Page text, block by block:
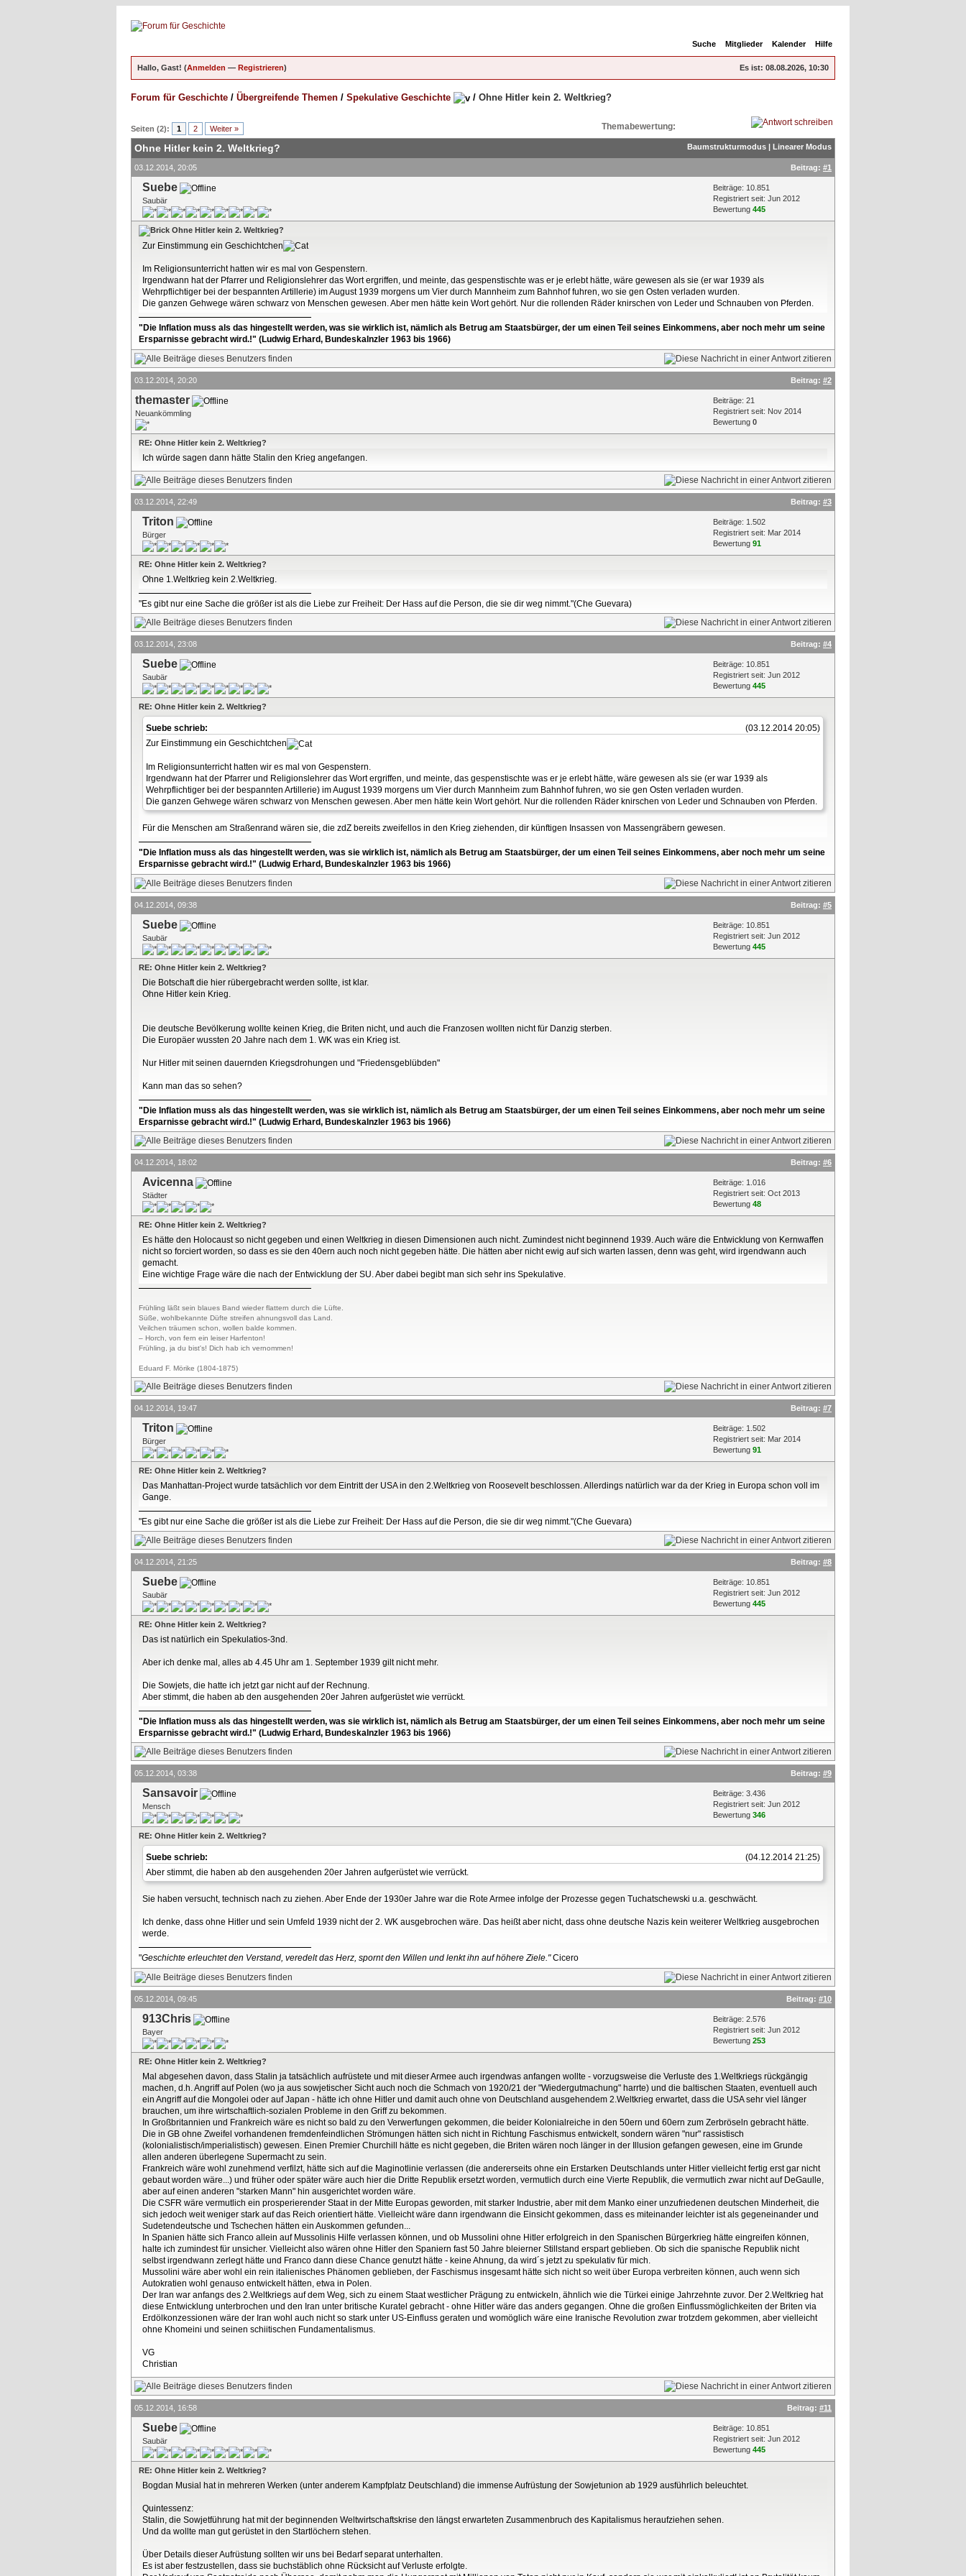
Suche Mitglieder Kalender Hilfe
Es ist: 08.08.2026, 10:30
Hallo, Gast! (Anmelden — Registrieren)
Forum für Geschichte / Übergreifende Themen / Spekulative Geschichte / Ohne Hitler kein 2. Weltkrieg?
Seiten (2): 1 2 Weiter » Themabewertung:
Baumstrukturmodus | Linearer Modus
Ohne Hitler kein 2. Weltkrieg?
03.12.2014, 20:05 Beitrag: #1
Suebe
Saubär
Beiträge: 10.851
Registriert seit: Jun 2012
Bewertung 445
Ohne Hitler kein 2. Weltkrieg?
Zur Einstimmung ein Geschichtchen
Im Religionsunterricht hatten wir es mal von Gespenstern.
Irgendwann hat der Pfarrer und Religionslehrer das Wort ergriffen, und meinte, das gespenstischte was er je erlebt hätte, wäre gewesen als sie (er war 1939 als
Wehrpflichtiger bei der bespannten Artillerie) im August 1939 morgens um Vier durch Mannheim zum Bahnhof fuhren, wo sie gen Osten verladen wurden.
Die ganzen Gehwege wären schwarz von Menschen gewesen. Aber men hätte kein Wort gehört. Nur die rollenden Räder knirschen von Leder und Schnauben von Pferden.
"Die Inflation muss als das hingestellt werden, was sie wirklich ist, nämlich als Betrug am Staatsbürger, der um einen Teil seines Einkommens, aber noch mehr um seine
Ersparnisse gebracht wird.!" (Ludwig Erhard, Bundeskalnzler 1963 bis 1966)
03.12.2014, 20:20 Beitrag: #2
themaster
Neuankömmling
Beiträge: 21
Registriert seit: Nov 2014
Bewertung 0
RE: Ohne Hitler kein 2. Weltkrieg?
Ich würde sagen dann hätte Stalin den Krieg angefangen.
03.12.2014, 22:49 Beitrag: #3
Triton
Bürger
Beiträge: 1.502
Registriert seit: Mar 2014
Bewertung 91
RE: Ohne Hitler kein 2. Weltkrieg?
Ohne 1.Weltkrieg kein 2.Weltkrieg.
"Es gibt nur eine Sache die größer ist als die Liebe zur Freiheit: Der Hass auf die Person, die sie dir weg nimmt."(Che Guevara)
03.12.2014, 23:08 Beitrag: #4
Suebe
Saubär
Beiträge: 10.851
Registriert seit: Jun 2012
Bewertung 445
RE: Ohne Hitler kein 2. Weltkrieg?
(03.12.2014 20:05)
Suebe schrieb:
Zur Einstimmung ein Geschichtchen
Im Religionsunterricht hatten wir es mal von Gespenstern.
Irgendwann hat der Pfarrer und Religionslehrer das Wort ergriffen, und meinte, das gespenstischte was er je erlebt hätte, wäre gewesen als sie (er war 1939 als
Wehrpflichtiger bei der bespannten Artillerie) im August 1939 morgens um Vier durch Mannheim zum Bahnhof fuhren, wo sie gen Osten verladen wurden.
Die ganzen Gehwege wären schwarz von Menschen gewesen. Aber men hätte kein Wort gehört. Nur die rollenden Räder knirschen von Leder und Schnauben von Pferden.
Für die Menschen am Straßenrand wären sie, die zdZ bereits zweifellos in den Krieg ziehenden, dir künftigen Insassen von Massengräbern gewesen.
"Die Inflation muss als das hingestellt werden, was sie wirklich ist, nämlich als Betrug am Staatsbürger, der um einen Teil seines Einkommens, aber noch mehr um seine
Ersparnisse gebracht wird.!" (Ludwig Erhard, Bundeskalnzler 1963 bis 1966)
04.12.2014, 09:38 Beitrag: #5
Suebe
Saubär
Beiträge: 10.851
Registriert seit: Jun 2012
Bewertung 445
RE: Ohne Hitler kein 2. Weltkrieg?
Die Botschaft die hier rübergebracht werden sollte, ist klar.
Ohne Hitler kein Krieg.
Die deutsche Bevölkerung wollte keinen Krieg, die Briten nicht, und auch die Franzosen wollten nicht für Danzig sterben.
Die Europäer wussten 20 Jahre nach dem 1. WK was ein Krieg ist.
Nur Hitler mit seinen dauernden Kriegsdrohungen und "Friedensgeblübden"
Kann man das so sehen?
"Die Inflation muss als das hingestellt werden, was sie wirklich ist, nämlich als Betrug am Staatsbürger, der um einen Teil seines Einkommens, aber noch mehr um seine
Ersparnisse gebracht wird.!" (Ludwig Erhard, Bundeskalnzler 1963 bis 1966)
04.12.2014, 18:02 Beitrag: #6
Avicenna
Städter
Beiträge: 1.016
Registriert seit: Oct 2013
Bewertung 48
RE: Ohne Hitler kein 2. Weltkrieg?
Es hätte den Holocaust so nicht gegeben und einen Weltkrieg in diesen Dimensionen auch nicht. Zumindest nicht beginnend 1939. Auch wäre die Entwicklung von Kernwaffen
nicht so forciert worden, so dass es sie den 40ern auch noch nicht gegeben hätte. Die hätten aber nicht ewig auf sich warten lassen, denn was geht, wird irgendwann auch
gemacht.
Eine wichtige Frage wäre die nach der Entwicklung der SU. Aber dabei begibt man sich sehr ins Spekulative.
Frühling läßt sein blaues Band wieder flattern durch die Lüfte.
Süße, wohlbekannte Düfte streifen ahnungsvoll das Land.
Veilchen träumen schon, wollen balde kommen.
– Horch, von fern ein leiser Harfenton!
Frühling, ja du bist's! Dich hab ich vernommen!
Eduard F. Mörike (1804-1875)
04.12.2014, 19:47 Beitrag: #7
Triton
Bürger
Beiträge: 1.502
Registriert seit: Mar 2014
Bewertung 91
RE: Ohne Hitler kein 2. Weltkrieg?
Das Manhattan-Project wurde tatsächlich vor dem Eintritt der USA in den 2.Weltkrieg von Roosevelt beschlossen. Allerdings natürlich war da der Krieg in Europa schon voll im
Gange.
"Es gibt nur eine Sache die größer ist als die Liebe zur Freiheit: Der Hass auf die Person, die sie dir weg nimmt."(Che Guevara)
04.12.2014, 21:25 Beitrag: #8
Suebe
Saubär
Beiträge: 10.851
Registriert seit: Jun 2012
Bewertung 445
RE: Ohne Hitler kein 2. Weltkrieg?
Das ist natürlich ein Spekulatios-3nd.
Aber ich denke mal, alles ab 4.45 Uhr am 1. September 1939 gilt nicht mehr.
Die Sowjets, die hatte ich jetzt gar nicht auf der Rechnung.
Aber stimmt, die haben ab den ausgehenden 20er Jahren aufgerüstet wie verrückt.
"Die Inflation muss als das hingestellt werden, was sie wirklich ist, nämlich als Betrug am Staatsbürger, der um einen Teil seines Einkommens, aber noch mehr um seine
Ersparnisse gebracht wird.!" (Ludwig Erhard, Bundeskalnzler 1963 bis 1966)
05.12.2014, 03:38 Beitrag: #9
Sansavoir
Mensch
Beiträge: 3.436
Registriert seit: Jun 2012
Bewertung 346
RE: Ohne Hitler kein 2. Weltkrieg?
(04.12.2014 21:25)
Suebe schrieb:
Aber stimmt, die haben ab den ausgehenden 20er Jahren aufgerüstet wie verrückt.
Sie haben versucht, technisch nach zu ziehen. Aber Ende der 1930er Jahre war die Rote Armee infolge der Prozesse gegen Tuchatschewski u.a. geschwächt.
Ich denke, dass ohne Hitler und sein Umfeld 1939 nicht der 2. WK ausgebrochen wäre. Das heißt aber nicht, dass ohne deutsche Nazis kein weiterer Weltkrieg ausgebrochen
werde.
"Geschichte erleuchtet den Verstand, veredelt das Herz, spornt den Willen und lenkt ihn auf höhere Ziele."Cicero
05.12.2014, 09:45 Beitrag: #10
913Chris
Bayer
Beiträge: 2.576
Registriert seit: Jun 2012
Bewertung 253
RE: Ohne Hitler kein 2. Weltkrieg?
Mal abgesehen davon, dass Stalin ja tatsächlich aufrüstete und mit dieser Armee auch irgendwas anfangen wollte - vorzugsweise die Verluste des 1.Weltkriegs rückgängig
machen, d.h. Angriff auf Polen (wo ja aus sowjetischer Sicht auch noch die Schmach von 1920/21 der "Wiedergutmachung" harrte) und die baltischen Staaten, eventuell auch
ein Angriff auf die Mongolei oder auf Japan - hätte ich ohne Hitler und damit auch ohne von Deutschland ausgehendem 2.Weltkrieg erwartet, dass die USA sehr viel länger
brauchen, um ihre wirtschaftlich-sozialen Probleme in den Griff zu bekommen.
In Großbritannien und Frankreich wäre es nicht so bald zu den Verwerfungen gekommen, die beider Kolonialreiche in den 50ern und 60ern zum Zerbröseln gebracht hätte.
Die in GB ohne Zweifel vorhandenen fremdenfeindlichen Strömungen hätten sich nicht in Richtung Faschismus entwickelt, sondern wären "nur" rassistisch
(kolonialistisch/imperialistisch) gewesen. Einen Premier Churchill hätte es nicht gegeben, die Briten wären noch länger in der Illusion gefangen gewesen, eine im Grunde
allen anderen überlegene Supermacht zu sein.
Frankreich wäre wohl zunehmend verfilzt, hätte sich auf die Maginotlinie verlassen (die andererseits ohne ein Erstarken Deutschlands unter Hitler vielleicht fertig erst gar nicht
gebaut worden wäre...) und früher oder später wäre auch hier die Dritte Republik ersetzt worden, vermutlich durch eine Vierte Republik, die vermutlich zwar nicht auf DeGaulle,
aber auf einen anderen "starken Mann" hin ausgerichtet worden wäre.
Die CSFR wäre vermutlich ein prosperierender Staat in der Mitte Europas geworden, mit starker Industrie, aber mit dem Manko einer unzufriedenen deutschen Minderheit, die
sich jedoch weit weniger stark auf das Reich orientiert hätte. Vielleicht wäre dann irgendwann die Einsicht gekommen, dass es miteinander leichter ist als gegeneinander und
Sudetendeutsche und Tschechen hätten ein Auskommen gefunden...
In Spanien hätte sich Franco allein auf Mussolinis Hilfe verlassen können, und ob Mussolini ohne Hitler erfolgreich in den Spanischen Bürgerkrieg hätte eingreifen können,
halte ich zumindest für unsicher. Vielleicht also wären ohne Hitler den Spaniern fast 50 Jahre bleierner Stillstand erspart geblieben. Ob sich die spanische Republik nicht
selbst irgendwann zerlegt hätte und Franco dann diese Chance genutzt hätte - keine Ahnung, da wird´s jetzt zu spekulativ für mich.
Mussolini wäre aber wohl ein rein italienisches Phänomen geblieben, der Faschismus insgesamt hätte sich nicht so weit über Europa verbreiten können, auch wenn sich
Autokratien wohl genauso entwickelt hätten, etwa in Polen.
Der Iran war anfangs des 2.Weltkriegs auf dem Weg, sich zu einem Staat westlicher Prägung zu entwickeln, ähnlich wie die Türkei einige Jahrzehnte zuvor. Der 2.Weltkrieg hat
diese Entwicklung unterbrochen und den Iran unter britische Kuratel gebracht - ohne Hitler wäre das anders gegangen. Ohne die großen Einflussmöglichkeiten der Briten via
Erdölkonzessionen wäre der Iran wohl auch nicht so stark unter US-Einfluss geraten und womöglich wäre eine Iranische Revolution zwar trotzdem gekommen, aber vielleicht
ohne Khomeini und seinen schiitischen Fundamentalismus.
VG
Christian
05.12.2014, 16:58 Beitrag: #11
Suebe
Saubär
Beiträge: 10.851
Registriert seit: Jun 2012
Bewertung 445
RE: Ohne Hitler kein 2. Weltkrieg?
Bogdan Musial hat in mehreren Werken (unter anderem Kampfplatz Deutschland) die immense Aufrüstung der Sowjetunion ab 1929 ausführlich beleuchtet.
Quintessenz:
Stalin, die Sowjetführung hat mit der beginnenden Weltwirtschaftskrise den längst erwarteten Zusammenbruch des Kapitalismus heraufziehen sehen.
Und da wollte man gut gerüstet in den Startlöchern stehen.
Über Details dieser Aufrüstung sollten wir uns bei Bedarf separat unterhalten.
Es ist aber festzustellen, dass sie buchstäblich ohne Rücksicht auf Verluste erfolgte.